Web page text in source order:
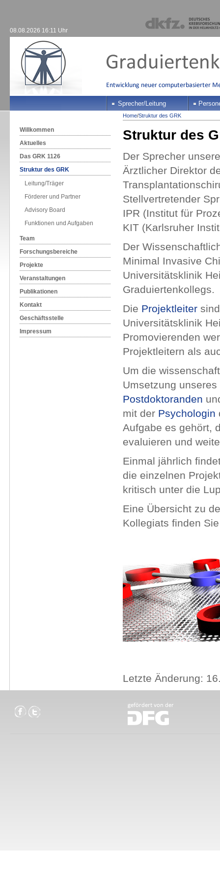
08.08.2026 16:11 Uhr
Sprecher/Leitung
Willkommen
Aktuelles
Das GRK 1126
Struktur des GRK
Leitung/Träger
Förderer und Partner
Advisory Board
Funktionen und Aufgaben
Team
Forschungsbereiche
Projekte
Veranstaltungen
Publikationen
Kontakt
Geschäftsstelle
Impressum
Home/Struktur des GRK
Struktur des
Der Sprecher
Ärztlicher Direktor
Stellvertretender
IPR (Institut für
KIT (Karlsruher
Der
Minimal Invasive
Universitätsklinik
Graduiertenkollegs.
Die Projektleitersind
Universitätsklinik
Promovierenden
Projektleitern als
Um die
Umsetzung
Postdoktoranden
mit der Psychologin
Aufgabe es gehört,
evaluieren und
Einmal jährlich
die einzelnen
kritisch unter die
Eine Übersicht zu
Kollegiats finden
Letzte Änderung: